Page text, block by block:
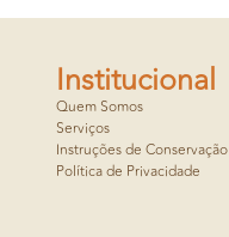
Institucional
Quem Somos
Serviços
Instruções de Conservação
Política de Privacidade